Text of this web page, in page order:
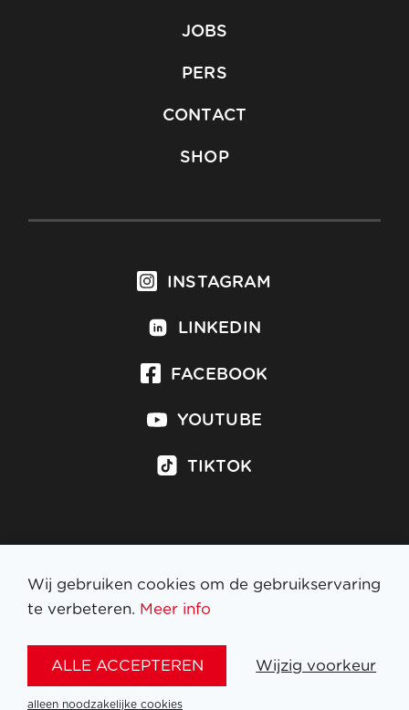
JOBS
PERS
CONTACT
SHOP
INSTAGRAM
LINKEDIN
FACEBOOK
YOUTUBE
TIKTOK
Inschrijven op nieuwsbrief
Wij gebruiken cookies om de gebruikservaring
te verbeteren. Meer info
ALLE ACCEPTEREN Wijzig voorkeur
alleen noodzakelijke cookies